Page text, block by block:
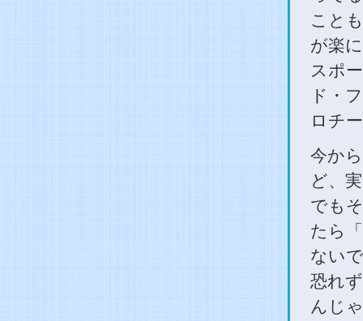
こと
が楽
スポ
ド・
ロチ
今か
ど、
でも
たら
ない
恐れ
んじ